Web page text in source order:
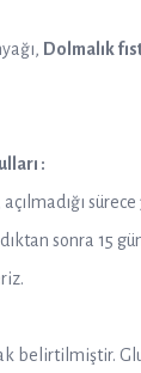
Dolmalık
:
sonra 15
belirtilmiştir.